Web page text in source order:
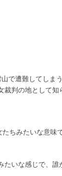
で遭難してしま
判の地として知
ちみたいな意味
たいな感じで、